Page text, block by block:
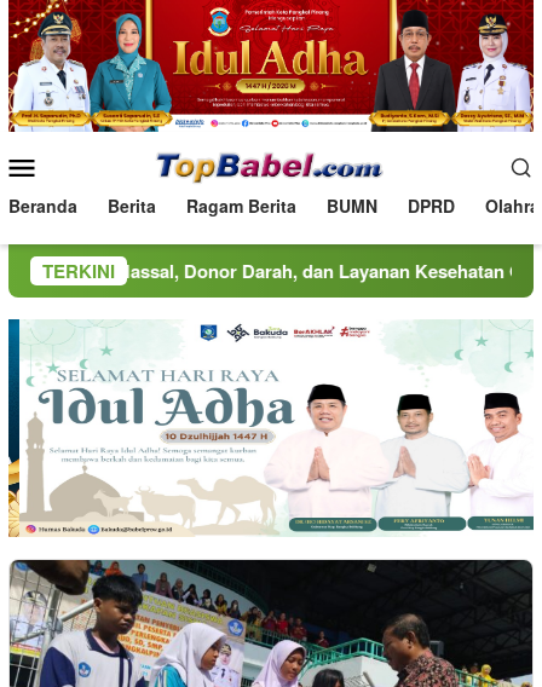
Loncat
ke
konten
Mobile
Beranda Berita Ragam Berita BUMN DPRD
TERKINI
Donor Darah, dan Layanan Kesehatan Gratis